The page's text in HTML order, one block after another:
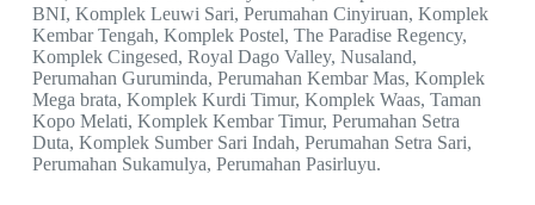
BNI, Komplek Leuwi Sari, Perumahan Cinyiruan, Komplek
Kembar Tengah, Komplek Postel, The Paradise Regency,
Komplek Cingesed, Royal Dago Valley, Nusaland,
Perumahan Guruminda, Perumahan Kembar Mas, Komplek
Mega brata, Komplek Kurdi Timur, Komplek Waas, Taman
Kopo Melati, Komplek Kembar Timur, Perumahan Setra
Duta, Komplek Sumber Sari Indah, Perumahan Setra Sari,
Perumahan Sukamulya, Perumahan Pasirluyu.